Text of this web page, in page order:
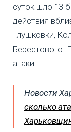
суток шло 13
действия
Глушковки,
Берестового.
атаки.
Новости
сколько